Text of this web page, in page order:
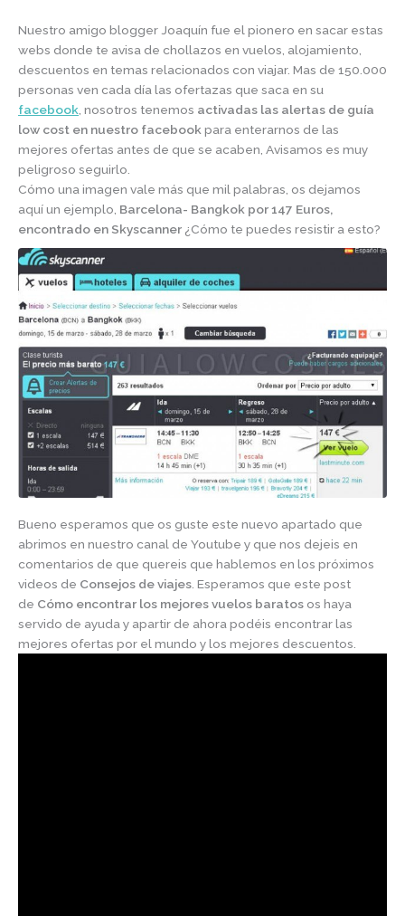
Nuestro amigo blogger Joaquín fue el pionero en sacar estas
webs donde te avisa de chollazos en vuelos, alojamiento,
descuentos en temas relacionados con viajar. Mas de 150.000
personas ven cada día las ofertazas que saca en su
facebook , nosotros tenemos activadas las alertas de guía
low cost en nuestro facebook para enterarnos de las
mejores ofertas antes de que se acaben, Avisamos es muy
peligroso seguirlo.
Cómo una imagen vale más que mil palabras, os dejamos
aquí un ejemplo, Barcelona- Bangkok por 147 Euros,
encontrado en Skyscanner ¿Cómo te puedes resistir a esto?
Bueno esperamos que os guste este nuevo apartado que
abrimos en nuestro canal de Youtube y que nos dejeis en
comentarios de que quereis que hablemos en los próximos
videos de Consejos de viajes . Esperamos que este post
de Cómo encontrar los mejores vuelos baratos os haya
servido de ayuda y apartir de ahora podéis encontrar las
mejores ofertas por el mundo y los mejores descuentos.